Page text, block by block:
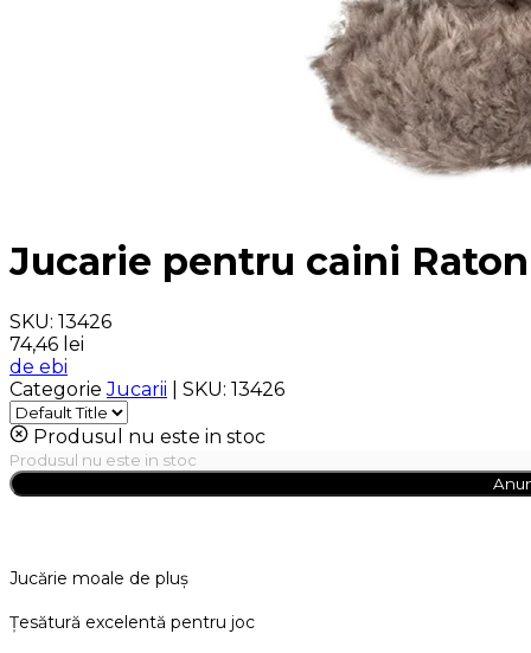
Jucarie pentru caini
SKU: 13426
74,46 lei
de ebi
CategorieJucarii SKU: 13426
Produsul nu este in stoc
Produsul nu este in stoc
Jucărie moale de pluș
Țesătură excelentă pentru joc